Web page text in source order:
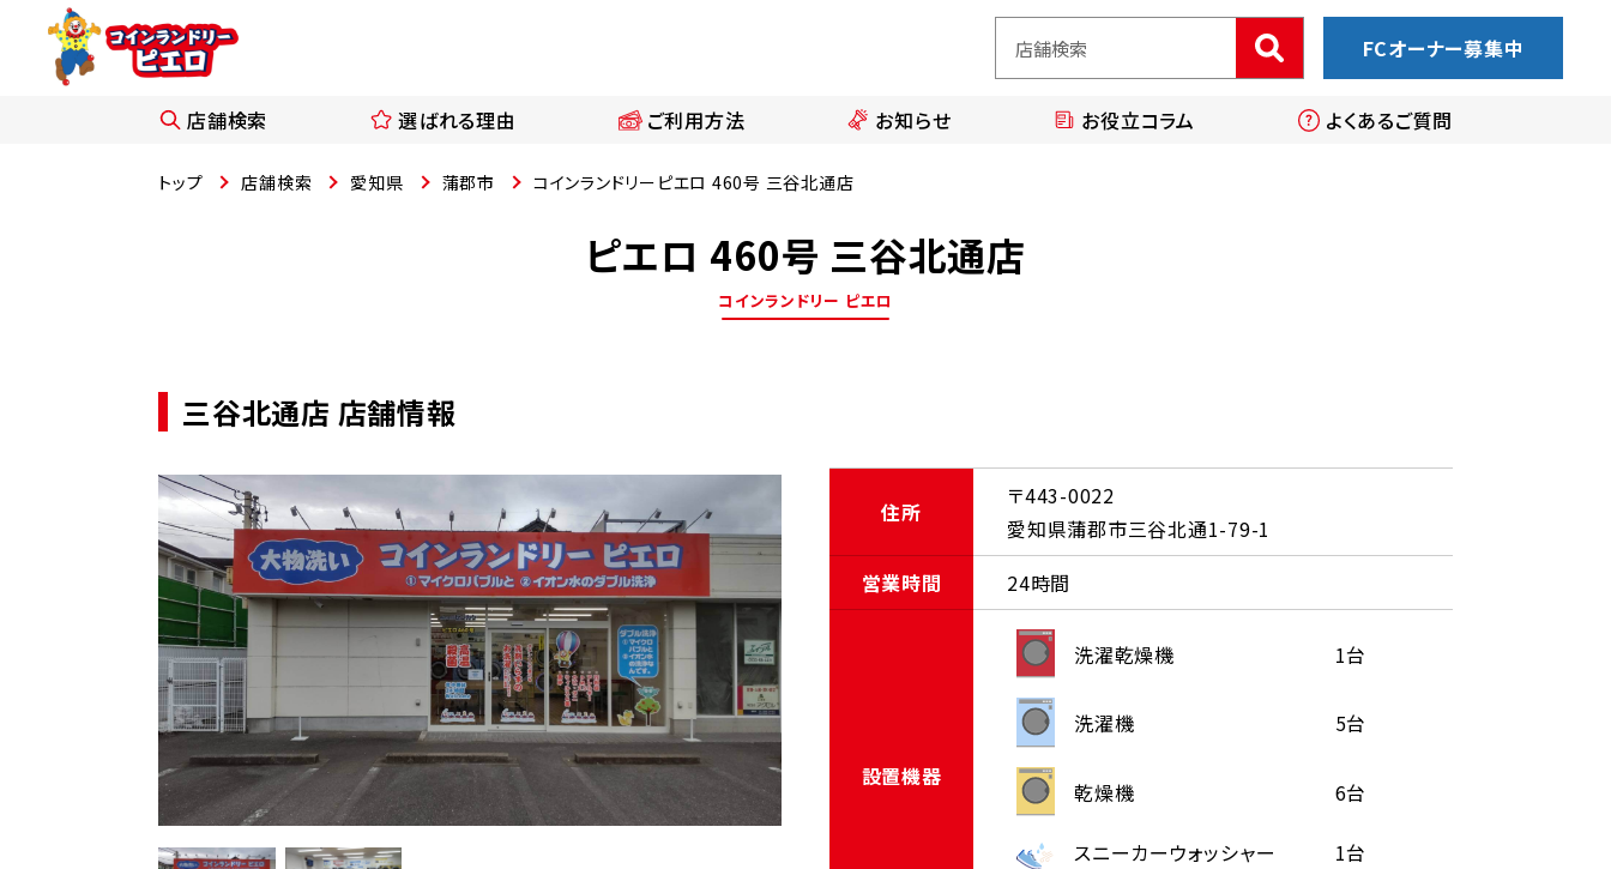
FCオーナー募集中
店舗検索 選ばれる理由 ご利用方法 お知らせ お役立コラム よくあるご質問
トップ 店舗検索 愛知県 蒲郡市 コインランドリーピエロ 460号 三谷北通店
ピエロ 460号 三谷北通店
コインランドリー ピエロ
三谷北通店 店舗情報
住所
〒443-0022
愛知県蒲郡市三谷北通1-79-1
営業時間
24時間
設置機器
洗濯乾燥機 1台
洗濯機 5台
乾燥機 6台
スニーカーウォッシャー
1台